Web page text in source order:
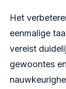
Het
eenmalige
vereist
gewoontes